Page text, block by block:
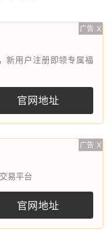
广告 X
新用户注册即领专属福
官网地址
广告 X
易平台
官网地址